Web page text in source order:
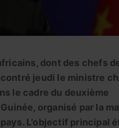
dont des chefs
jeudi le ministre
le cadre du deuxième
organisé par la
L’objectif principal